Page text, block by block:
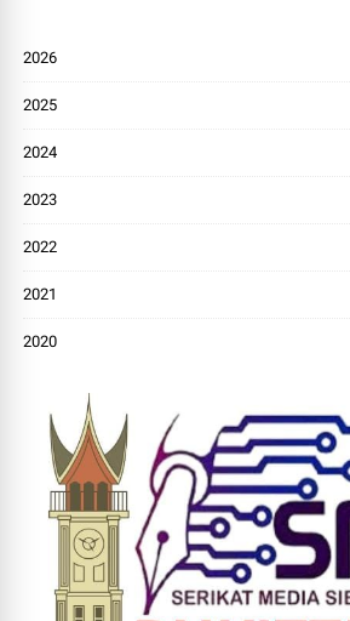
2026
2025
2024
2023
2022
2021
2020